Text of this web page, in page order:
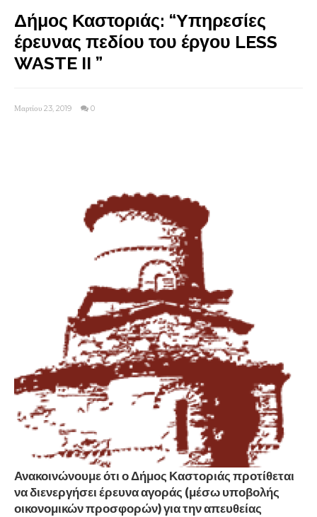
Δήμος Καστοριάς: “Υπηρεσίες
έρευνας πεδίου του έργου LESS
WASTE II ”
Μαρτίου 23, 2019 0
Ανακοινώνουμε ότι ο Δήμος Καστοριάς προτίθεται
να διενεργήσει έρευνα αγοράς (μέσω υποβολής
οικονομικών προσφορών) για την απευθείας